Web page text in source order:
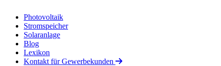
Photovoltaik
Stromspeicher
Solaranlage
Blog
Lexikon
Kontakt für Gewerbekunden